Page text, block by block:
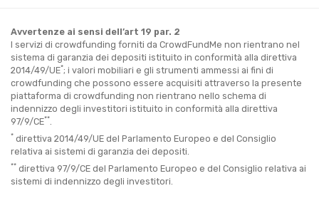
Avvertenze ai sensi dell’art 19 par. 2
I servizi di crowdfunding forniti da CrowdFundMe non rientrano nel
sistema di garanzia dei depositi istituito in conformità alla direttiva
2014/49/UE*; i valori mobiliari e gli strumenti ammessi ai fini di
crowdfunding che possono essere acquisiti attraverso la presente
piattaforma di crowdfunding non rientrano nello schema di
indennizzo degli investitori istituito in conformità alla direttiva
97/9/CE**
* direttiva 2014/49/UE del Parlamento Europeo e del Consiglio
relativa ai sistemi di garanzia dei depositi.
** direttiva 97/9/CE del Parlamento Europeo e del Consiglio relativa ai
sistemi di indennizzo degli investitori.